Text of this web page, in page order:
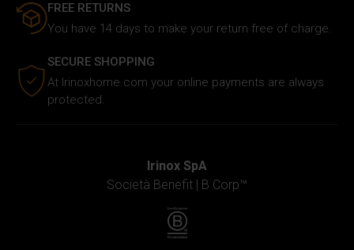
FREE RETURNS
You have 14 days to make your return free of charge.
SECURE SHOPPING
At Irinoxhome.com your online payments are always
protected.
Irinox SpA
Società Benefit | B Corp™